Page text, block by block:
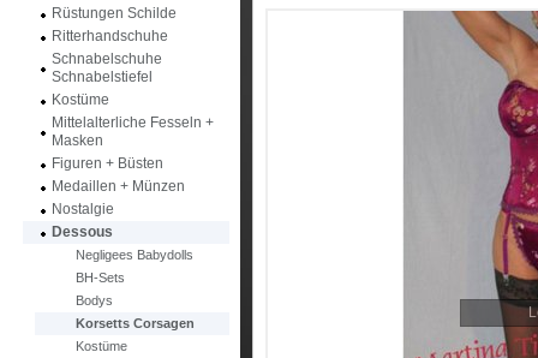
Rüstungen Schilde
Ritterhandschuhe
Schnabelschuhe
Schnabelstiefel
Kostüme
Mittelalterliche Fesseln +
Masken
Figuren + Büsten
Medaillen + Münzen
Nostalgie
Dessous
Negligees Babydolls
BH-Sets
Bodys
Korsetts Corsagen
Kostüme